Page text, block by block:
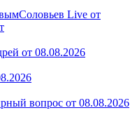
Соловьев Live от
от 08.08.2026
вопрос от 08.08.2026